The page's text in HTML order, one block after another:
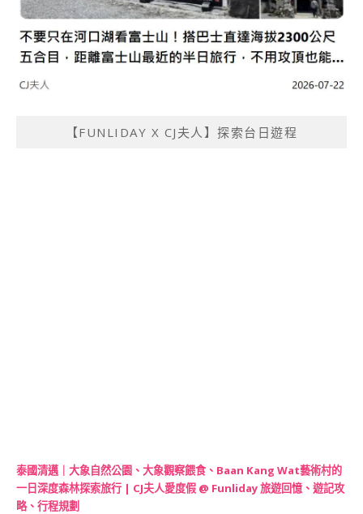
【FUNLIDAY X CJ夫人】探索台日遊程
泰國清邁｜大象自然公園、大象觀察餵食、Baan Kang Wat藝術村的
一日深度森林探索旅行 | CJ夫人愛度假 @ Funliday 旅遊回憶、遊記攻
略、行程規劃